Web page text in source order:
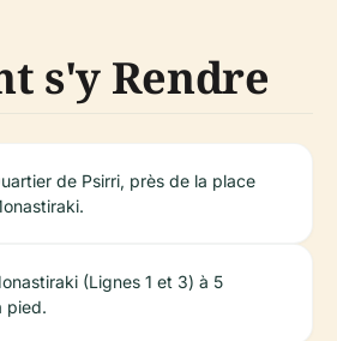
s'y Rendre
de Psirri, près de la place
(Lignes 1 et 3) à 5
pied.